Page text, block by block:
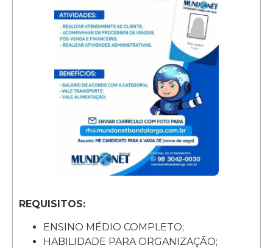
REQUISITOS:
ENSINO MÉDIO COMPLETO;
HABILIDADE PARA ORGANIZAÇÃO;